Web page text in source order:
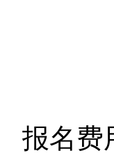
报名费